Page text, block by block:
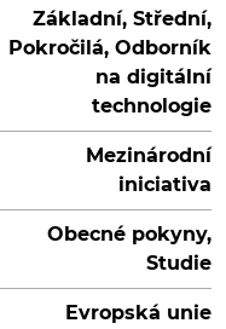
Základní, Střední,
Pokročilá, Odborník
na digitální
technologie
Mezinárodní
iniciativa
Obecné pokyny,
Studie
Evropská unie